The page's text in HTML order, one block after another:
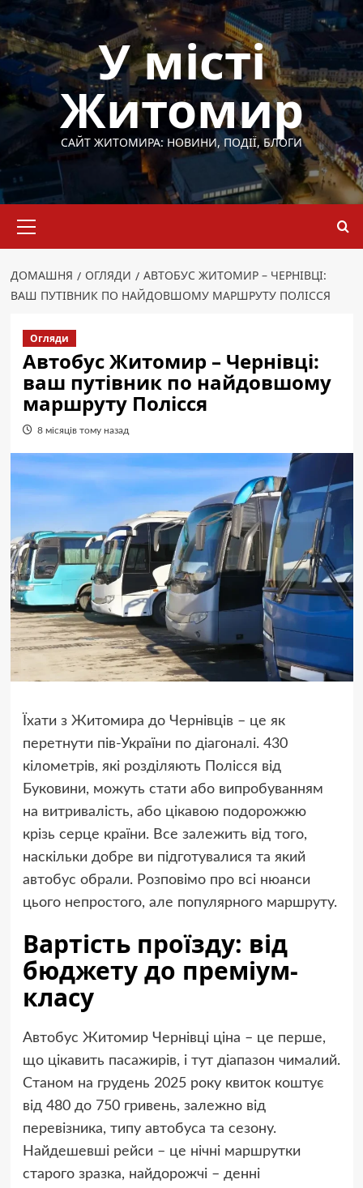
Перейти
до
вмісту
У місті
Житомир
САЙТ ЖИТОМИРА: НОВИНИ, ПОДІЇ, БЛОГИ
меню
ДОМАШНЯ ОГЛЯДИ
АВТОБУС ЖИТОМИР – ЧЕРНІВЦІ:
ВАШ ПУТІВНИК ПО НАЙДОВШОМУ МАРШРУТУ ПОЛІССЯ
Огляди
Автобус Житомир – Чернівці:
ваш путівник по найдовшому
маршруту Полісся
8 місяців тому назад
Їхати з Житомира до Чернівців – це як
перетнути пів-України по діагоналі. 430
кілометрів, які розділяють Полісся від
Буковини, можуть стати або випробуванням
на витривалість, або цікавою подорожжю
крізь серце країни. Все залежить від того,
наскільки добре ви підготувалися та який
автобус обрали. Розповімо про всі нюанси
цього непростого, але популярного маршруту.
Вартість проїзду: від
бюджету до преміум-
класу
Автобус Житомир Чернівці ціна – це перше,
що цікавить пасажирів, і тут діапазон чималий.
Станом на грудень 2025 року квиток коштує
від 480 до 750 гривень, залежно від
перевізника, типу автобуса та сезону.
Найдешевші рейси – це нічні маршрутки
старого зразка, найдорожчі – денні